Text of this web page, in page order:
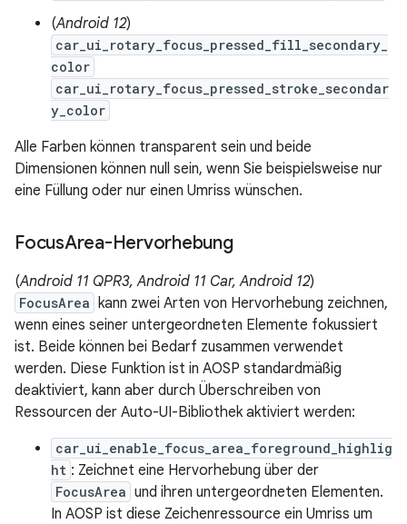
(Android 12)
car_ui_rotary_focus_pressed_fill_secondary_
color
car_ui_rotary_focus_pressed_stroke_secondar
y_color
Alle Farben können transparent sein und beide
Dimensionen können null sein, wenn Sie beispielsweise nur
eine Füllung oder nur einen Umriss wünschen.
FocusArea-Hervorhebung
(Android 11 QPR3, Android 11 Car, Android 12)
FocusArea kann zwei Arten von Hervorhebung zeichnen,
wenn eines seiner untergeordneten Elemente fokussiert
ist. Beide können bei Bedarf zusammen verwendet
werden. Diese Funktion ist in AOSP standardmäßig
deaktiviert, kann aber durch Überschreiben von
Ressourcen der Auto-UI-Bibliothek aktiviert werden:
car_ui_enable_focus_area_foreground_highlig
ht : Zeichnet eine Hervorhebung über der
FocusArea und ihren untergeordneten Elementen.
In AOSP ist diese Zeichenressource ein Umriss um